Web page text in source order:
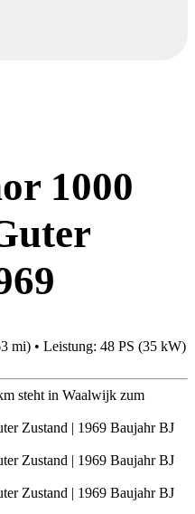
1000
mi) • Leistung: 48 PS (35 kW)
steht in Waalwijk zum